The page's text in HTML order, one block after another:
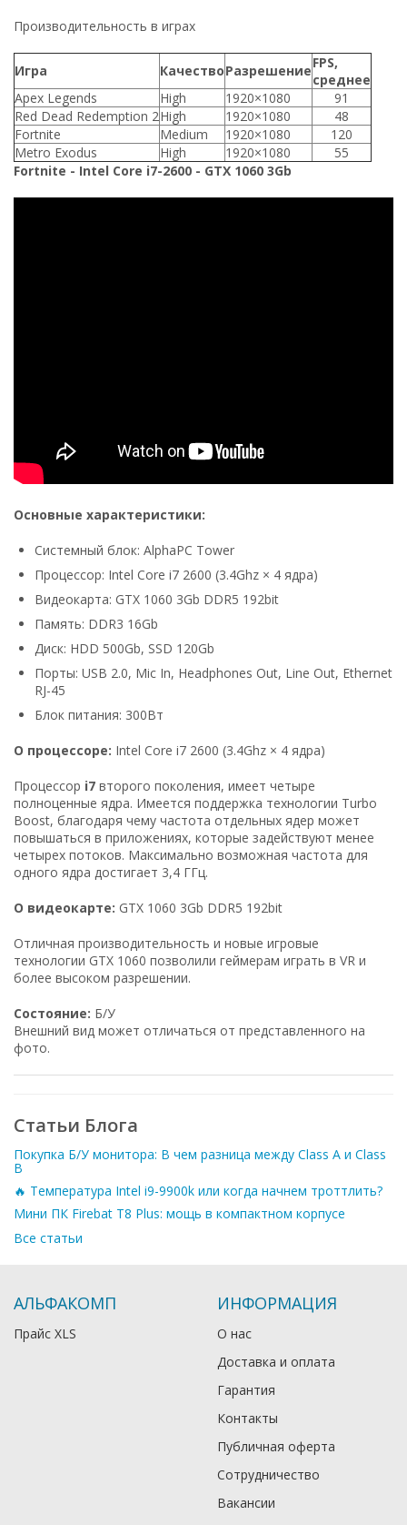
Производительность в играх
Игра КачествоРазрешениеFPS,
среднее
Apex Legends
High 1920×1080
91
Red Dead Redemption 2High 1920×1080
48
Fortnite
Medium 1920×1080
120
Metro Exodus
High 1920×1080
55
Fortnite - Intel Core i7-2600 - GTX 1060 3Gb
Основные характеристики:
Системный блок: AlphaPC Tower
Процессор: Intel Core i7 2600 (3.4Ghz × 4 ядра)
Видеокарта: GTX 1060 3Gb DDR5 192bit
Память: DDR3 16Gb
Диск: HDD 500Gb, SSD 120Gb
Порты: USB 2.0, Mic In, Headphones Out, Line Out, Ethernet
RJ-45
Блок питания: 300Вт
О процессоре: Intel Core i7 2600 (3.4Ghz × 4 ядра)
Процессор i7 второго поколения, имеет четыре
полноценные ядра. Имеется поддержка технологии Turbo
Boost, благодаря чему частота отдельных ядер может
повышаться в приложениях, которые задействуют менее
четырех потоков. Максимально возможная частота для
одного ядра достигает 3,4 ГГц.
О видеокарте: GTX 1060 3Gb DDR5 192bit
Отличная производительность и новые игровые
технологии GTX 1060 позволили геймерам играть в VR и
более высоком разрешении.
Состояние: Б/У
Внешний вид может отличаться от представленного на
фото.
Статьи Блога
Покупка Б/У монитора: В чем разница между Class A и Class
B
🔥 Температура Intel i9-9900k или когда начнем троттлить?
Мини ПК Firebat T8 Plus: мощь в компактном корпусе
Все статьи
АЛЬФАКОМП
Прайс XLS
ИНФОРМАЦИЯ
О нас
Доставка и оплата
Гарантия
Контакты
Публичная оферта
Сотрудничество
Вакансии